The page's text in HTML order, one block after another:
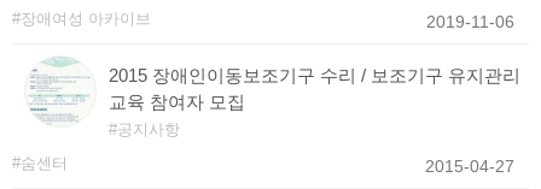
장애여성 아카이브
2019-11-06
2015 장애인이동보조기구 수리 / 보조기구 유지관리
교육 참여자 모집
공지사항
숨센터
2015-04-27